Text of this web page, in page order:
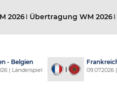
2026 Übertragung WM 2026
Frankreich - Marokko
09.07.2026 | Länderspiel